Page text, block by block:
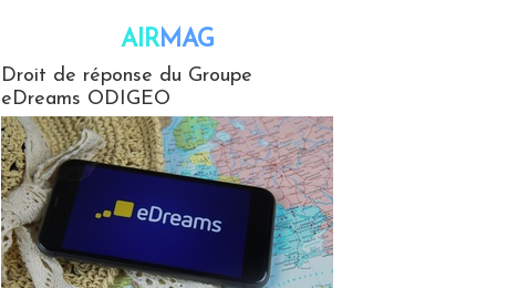
AIRMAG
Droit de réponse du Groupe
eDreams ODIGEO